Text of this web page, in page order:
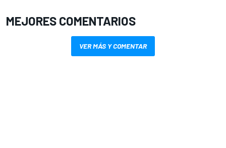
MEJORES COMENTARIOS
VER MÁS Y COMENTAR